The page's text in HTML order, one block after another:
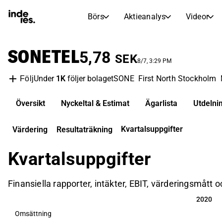
Börs Aktieanalys Videor
Börs
Börskalender
Utdelningskalender
Aktieanalys
Portfölj
Transkriptioner
Earnings Season
SONETEL5,78 SEK8/7, 3:29 PM
FöljUnder 1K följer bolagetSONE First North Stockholm
Översikt Nyckeltal & Estimat Ägarlista
Värdering Resultaträkning Kvartalsuppgifter
Kvartalsuppgifter
Finansiella rapporter, intäkter, EBIT, värderingsmått
2020
2020
Omsättning